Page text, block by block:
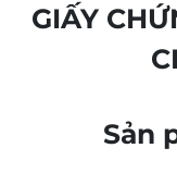
GIẤY
Sản